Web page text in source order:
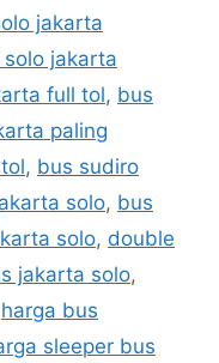
jakarta
solo jakarta
full tol, bus
paling
, bus sudiro
solo, bus
solo, double
jakarta solo,
harga bus
sleeper bus